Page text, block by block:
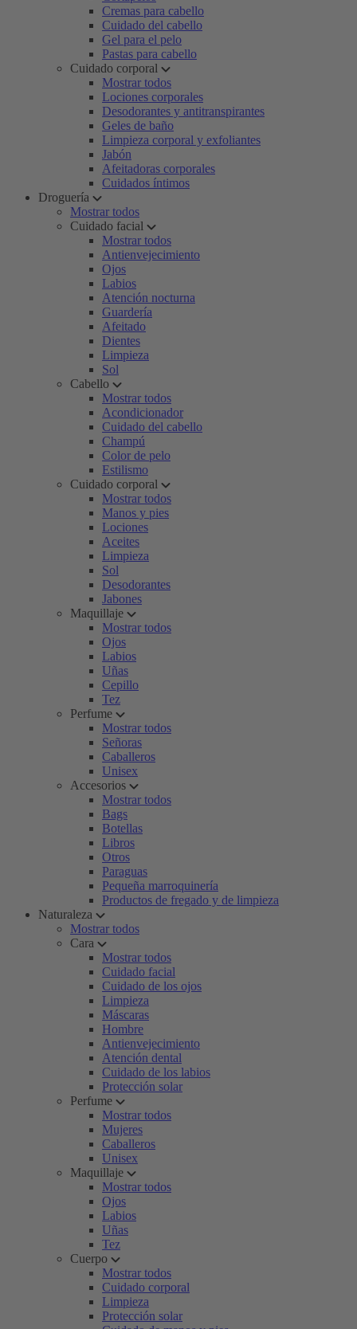
Cremas para cabello
Cuidado del cabello
Gel para el pelo
Pastas para cabello
Cuidado corporal
Mostrar todos
Lociones corporales
Desodorantes y antitranspirantes
Geles de baño
Limpieza corporal y exfoliantes
Jabón
Afeitadoras corporales
Cuidados íntimos
Droguería
Mostrar todos
Cuidado facial
Mostrar todos
Antienvejecimiento
Ojos
Labios
Atención nocturna
Guardería
Afeitado
Dientes
Limpieza
Sol
Cabello
Mostrar todos
Acondicionador
Cuidado del cabello
Champú
Color de pelo
Estilismo
Cuidado corporal
Mostrar todos
Manos y pies
Lociones
Aceites
Limpieza
Sol
Desodorantes
Jabones
Maquillaje
Mostrar todos
Ojos
Labios
Uñas
Cepillo
Tez
Perfume
Mostrar todos
Señoras
Caballeros
Unisex
Accesorios
Mostrar todos
Bags
Botellas
Libros
Otros
Paraguas
Pequeña marroquinería
Productos de fregado y de limpieza
Naturaleza
Mostrar todos
Cara
Mostrar todos
Cuidado facial
Cuidado de los ojos
Limpieza
Máscaras
Hombre
Antienvejecimiento
Atención dental
Cuidado de los labios
Protección solar
Perfume
Mostrar todos
Mujeres
Caballeros
Unisex
Maquillaje
Mostrar todos
Ojos
Labios
Uñas
Tez
Cuerpo
Mostrar todos
Cuidado corporal
Limpieza
Protección solar